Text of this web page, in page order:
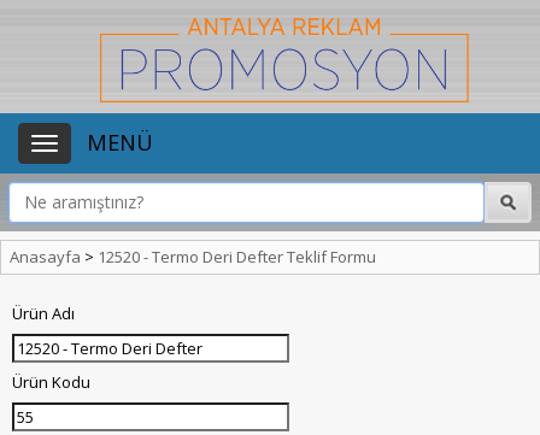
MENÜ
Anasayfa > 12520 - Termo Deri Defter Teklif Formu
Ürün Adı
Ürün Kodu